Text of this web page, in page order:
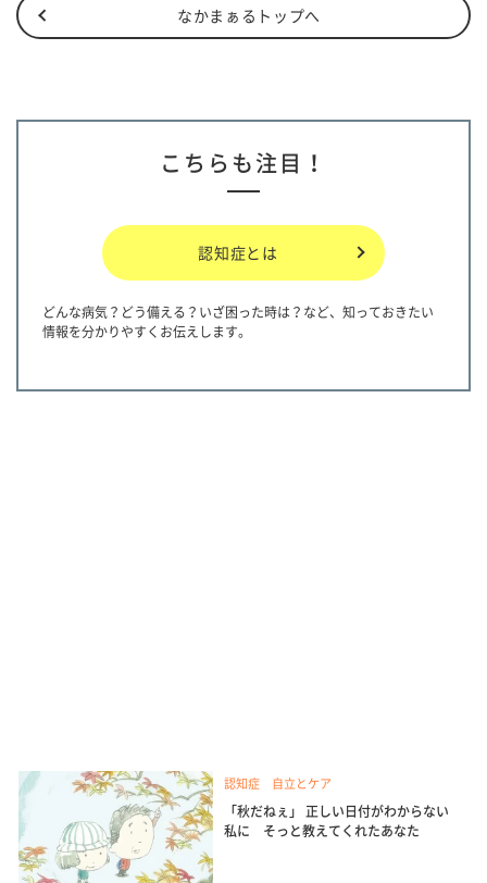
なかまぁるトップへ
こちらも注目！
認知症とは
どんな病気？どう備える？いざ困った時は？など、知っておきたい
情報を分かりやすくお伝えします。
認知症 自立とケア
「秋だねぇ」 正しい日付がわからない
私に そっと教えてくれたあなた